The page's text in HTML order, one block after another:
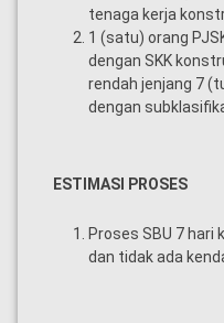
tenaga kerja
1 (satu) orang
dengan SKK
rendah jenjang 7
dengan
ESTIMASI PROSES
Proses SBU 7 hari
dan tidak ada